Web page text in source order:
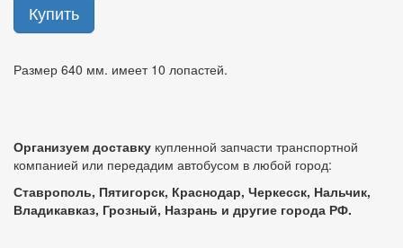
Купить
Размер 640 мм. имеет 10 лопастей.
Организуем доставку купленной запчасти транспортной
компанией или передадим автобусом в любой город:
Ставрополь, Пятигорск, Краснодар, Черкесск, Нальчик,
Владикавказ, Грозный, Назрань и другие города РФ.